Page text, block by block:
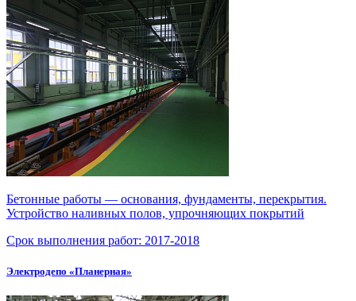
Бетонные работы — основания, фундаменты, перекрытия.
Устройство наливных полов, упрочняющих покрытий
Срок выполнения работ: 2017-2018
Электродепо «Планерная»